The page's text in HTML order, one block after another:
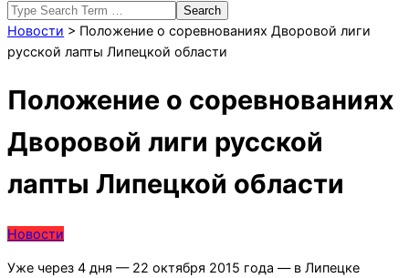
Search
Новости > Положение о соревнованиях Дворовой лиги
русской лапты Липецкой области
Положение о соревнованиях
Дворовой лиги русской
лапты Липецкой области
Новости
Уже через 4 дня — 22 октября 2015 года — в Липецке